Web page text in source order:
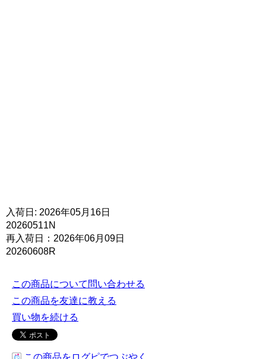
入荷日: 2026年05月16日
20260511N
再入荷日：2026年06月09日
20260608R
この商品について問い合わせる
この商品を友達に教える
買い物を続ける
この商品をログピでつぶやく